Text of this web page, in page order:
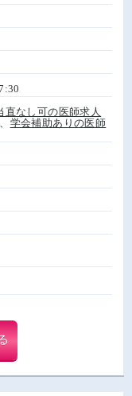
直なし可の医師求人
学会補助ありの医師